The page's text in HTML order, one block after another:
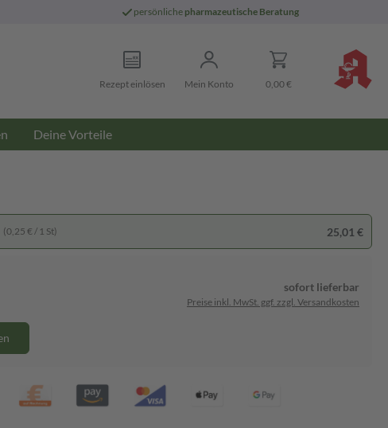
persönliche pharmazeutische Beratung
Rezept einlösen Mein Konto 0,00 €
Deine Vorteile
(0,25 € / 1 St) 25,01 €
sofort lieferbar
Preise inkl. MwSt. ggf. zzgl. Versandkosten